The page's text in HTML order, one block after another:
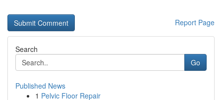
Report Page
Search
Go
Published News
1 Pelvic Floor Repair